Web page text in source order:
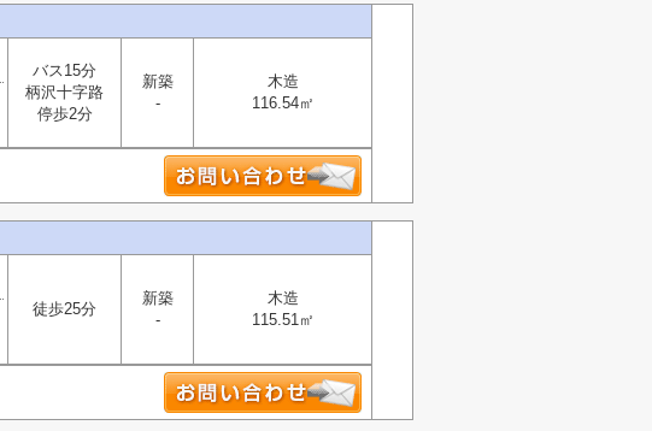
バス15分
柄沢十字路
停歩2分
新築
-
木造
116.54㎡
徒歩25分
新築
-
木造
115.51㎡